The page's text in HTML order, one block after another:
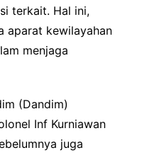
terkait. Hal ini,
aparat kewilayahan
menjaga
(Dandim)
Inf Kurniawan
juga